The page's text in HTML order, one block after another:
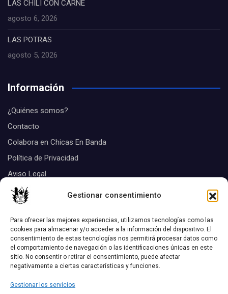
Gestionar consentimiento
Para ofrecer las mejores experiencias, utilizamos tecnologías como las
cookies para almacenar y/o acceder a la información del dispositivo. El
consentimiento de estas tecnologías nos permitirá procesar datos como
el comportamiento de navegación o las identificaciones únicas en este
sitio. No consentir o retirar el consentimiento, puede afectar
negativamente a ciertas características y funciones.
Gestionar los servicios
LAS CHILI CON CARNE
agosto 6, 2026
LAS POTRAS
agosto 5, 2026
Información
¿Quiénes somos?
Contacto
Colabora en Chicas En Banda
Política de Privacidad
Aviso Legal
Suscribirse
Tags
Aquel disco Biografias chicas Listas
Discos